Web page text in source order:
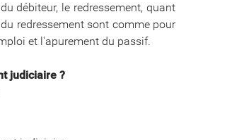
débiteur, le redressement, quant
redressement sont comme pour
et l'apurement du passif.
judiciaire ?